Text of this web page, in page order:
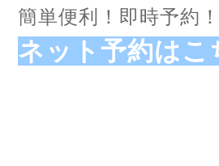
簡単便利！即時予約！
ネット予約はこ